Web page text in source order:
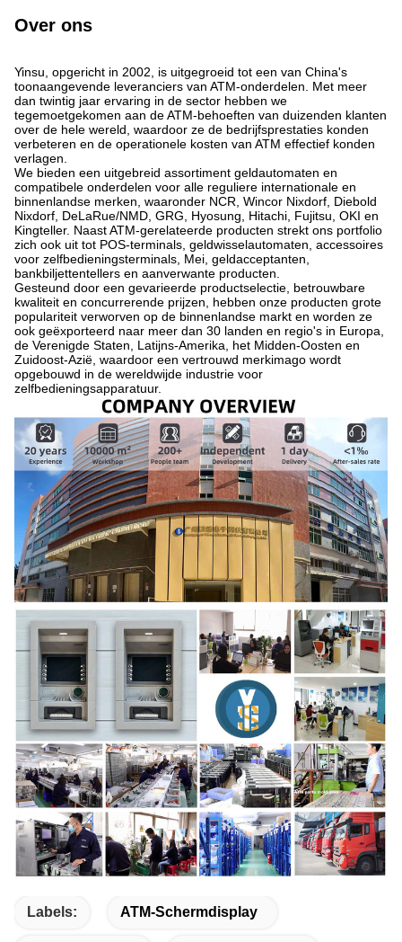
Over ons
Yinsu, opgericht in 2002, is uitgegroeid tot een van China's
toonaangevende leveranciers van ATM-onderdelen. Met meer
dan twintig jaar ervaring in de sector hebben we
tegemoetgekomen aan de ATM-behoeften van duizenden klanten
over de hele wereld, waardoor ze de bedrijfsprestaties konden
verbeteren en de operationele kosten van ATM effectief konden
verlagen.
We bieden een uitgebreid assortiment geldautomaten en
compatibele onderdelen voor alle reguliere internationale en
binnenlandse merken, waaronder NCR, Wincor Nixdorf, Diebold
Nixdorf, DeLaRue/NMD, GRG, Hyosung, Hitachi, Fujitsu, OKI en
Kingteller. Naast ATM-gerelateerde producten strekt ons portfolio
zich ook uit tot POS-terminals, geldwisselautomaten, accessoires
voor zelfbedieningsterminals, Mei, geldacceptanten,
bankbiljettentellers en aanverwante producten.
Gesteund door een gevarieerde productselectie, betrouwbare
kwaliteit en concurrerende prijzen, hebben onze producten grote
populariteit verworven op de binnenlandse markt en worden ze
ook geëxporteerd naar meer dan 30 landen en regio's in Europa,
de Verenigde Staten, Latijns-Amerika, het Midden-Oosten en
Zuidoost-Azië, waardoor een vertrouwd merkimago wordt
opgebouwd in de wereldwijde industrie voor
zelfbedieningsapparatuur.
Labels: ATM-Schermdisplay